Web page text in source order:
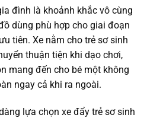
0
5
sao
đình là khoảnh khắc vô cùng
dùng phù hợp cho giai đoạn
tiên. Xe nằm cho trẻ sơ sinh
thuận tiện khi dạo chơi,
mang đến cho bé một không
ngay cả khi ra ngoài.
lựa chọn xe đẩy trẻ sơ sinh